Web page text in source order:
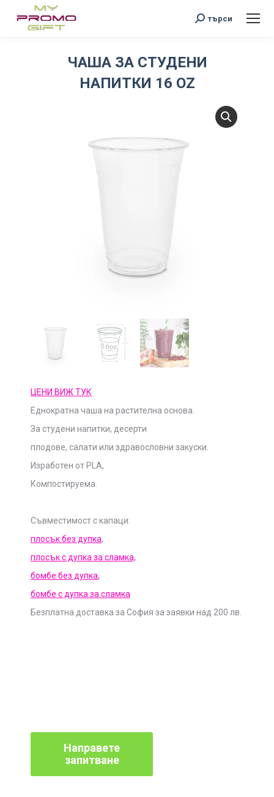
Search:
търси
ЧАША ЗА СТУДЕНИ
НАПИТКИ 16 OZ
ЦЕНИ ВИЖ ТУК
Еднократна чаша на растителна основа.
За студени напитки, десерти
плодове, салати или здравословни закуски.
Изработен от PLA,
Компостируема.
Съвместимост с капаци:
плосък без дупка,
плосък с дупка за сламка,
бомбе без дупка,
бомбе с дупка за сламка
Безплатна доставка за София за заявки над 200 лв.